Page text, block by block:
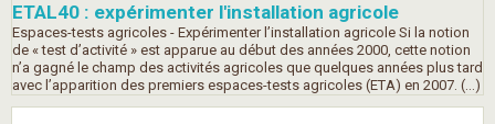
ETAL40 : expérimenter l'installation agricole
Espaces-tests agricoles - Expérimenter l’installation agricole Si la notion
de « test d’activité » est apparue au début des années 2000, cette notion
n’a gagné le champ des activités agricoles que quelques années plus tard
avec l’apparition des premiers espaces-tests agricoles (ETA) en 2007. (…)